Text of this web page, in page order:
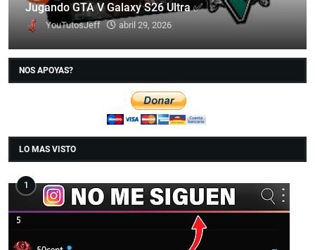
Jugando GTA V Galaxy S26 Ultra ✅
YouTutosJeff abril 29, 2026
NOS APOYAS?
LO MAS VISTO